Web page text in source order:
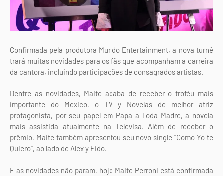
Confirmada pela produtora Mundo Entertainment, a nova turnê
trará muitas novidades para os fãs que acompanham a carreira
da cantora, incluindo participações de consagrados artistas.
Dentre as novidades, Maite acaba de receber o troféu mais
importante do Mexico, o TV y Novelas de melhor atriz
protagonista, por seu papel em Papa a Toda Madre, a novela
mais assistida atualmente na Televisa. Além de receber o
prêmio, Maite também apresentou seu novo single "Como Yo te
Quiero", ao lado de Alex y Fido.
E as novidades não param, hoje Maite Perroni está confirmada